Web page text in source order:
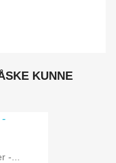
KUNNE
-...